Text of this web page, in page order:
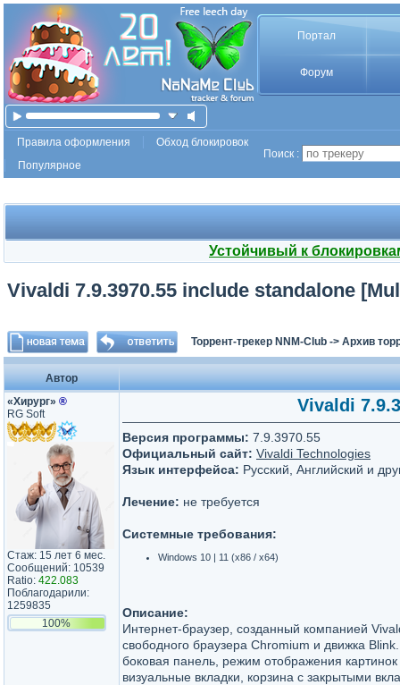
Портал
Форум
Правила оформления
Обход блокировок
Популярное
Поиск :
Устойчивый к
Vivaldi 7.9.3970.55 include standalone
Торрент-трекер NNM-Club -> Архив
Автор
«Хирург» ®
RG Soft
Стаж: 15 лет 6 мес.
Сообщений: 10539
Ratio: 422.083
Поблагодарили:
1259835
100%
Vivaldi
Версия программы: 7.9.3970.55
Официальный сайт: Vivaldi Technologies
Язык интерфейса: Русский, Английский и
Лечение: не требуется
Системные требования:
Windows 10 | 11 (x86 / x64)
Описание:
Интернет-браузер, созданный компанией
свободного браузера Chromium и движка
боковая панель, режим отображения
визуальные вкладки, корзина с закрытыми